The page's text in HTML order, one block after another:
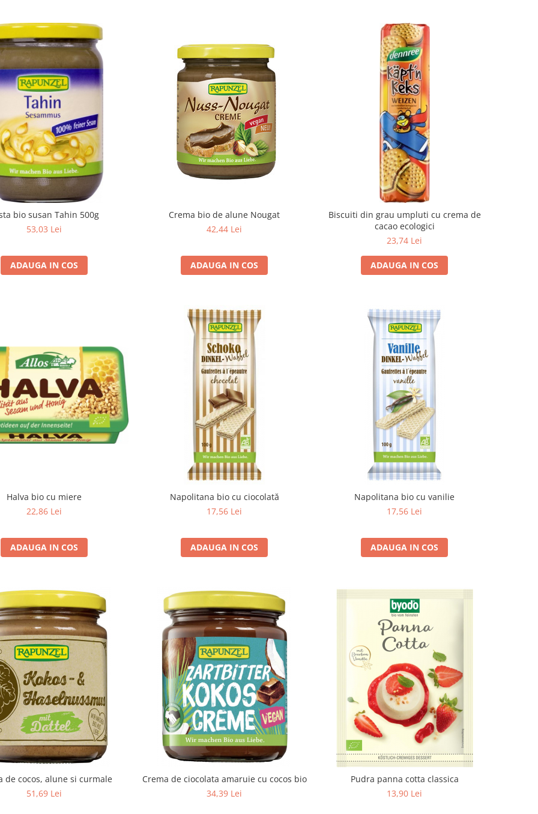
bio susan Tahin 500g
53,03 Lei
ADAUGA IN COS
Crema bio de alune Nougat
42,44 Lei
ADAUGA IN COS
Biscuiti din grau umpluti cu crema de
cacao ecologici
23,74 Lei
ADAUGA IN COS
Halva bio cu miere
22,86 Lei
ADAUGA IN COS
Napolitana bio cu ciocolată
17,56 Lei
ADAUGA IN COS
Napolitana bio cu vanilie
17,56 Lei
ADAUGA IN COS
de cocos, alune si curmale
51,69 Lei
Crema de ciocolata amaruie cu cocos bio
34,39 Lei
Pudra panna cotta classica
13,90 Lei